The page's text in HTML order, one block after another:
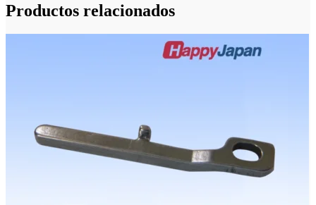
Productos relacionados